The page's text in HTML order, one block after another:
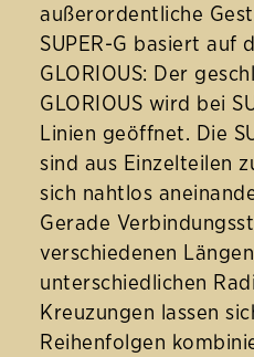
außerordentliche
SUPER-G basiert auf
GLORIOUS: Der
GLORIOUS wird bei
Linien geöffnet. Die
sind aus Einzelteilen
sich nahtlos
Gerade
verschiedenen
unterschiedlichen
Kreuzungen lassen
Reihenfolgen